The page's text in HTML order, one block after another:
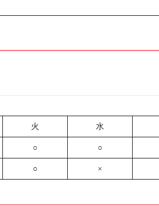
火 水
○ ○
○ ×